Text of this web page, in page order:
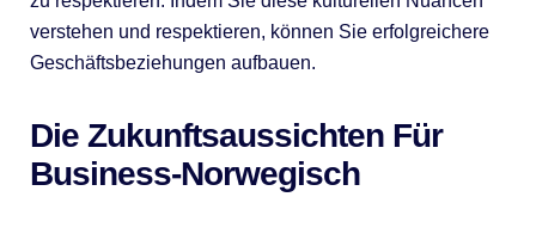
verstehen und respektieren, können Sie erfolgreichere
Geschäftsbeziehungen aufbauen.
Die Zukunftsaussichten Für
Business-Norwegisch